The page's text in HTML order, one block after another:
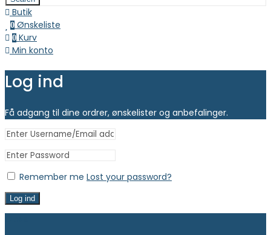
Butik
0 Ønskeliste
0 Kurv
Min konto
Log ind
Få adgang til dine ordrer, ønskelister og anbefalinger.
Remember me Lost your password?
Log ind